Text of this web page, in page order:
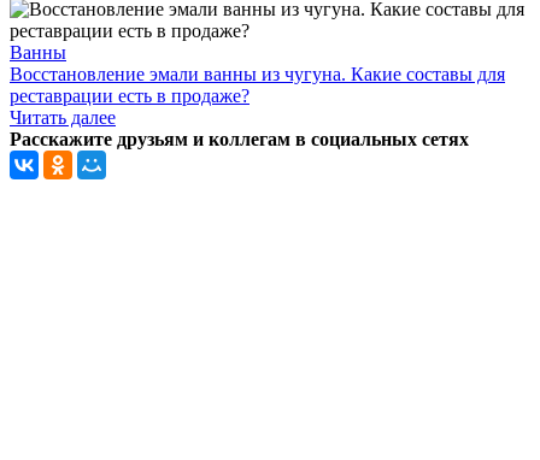
Ванны
Восстановление эмали ванны из чугуна. Какие составы для
реставрации есть в продаже?
Читать далее
Расскажите друзьям и коллегам в социальных сетях